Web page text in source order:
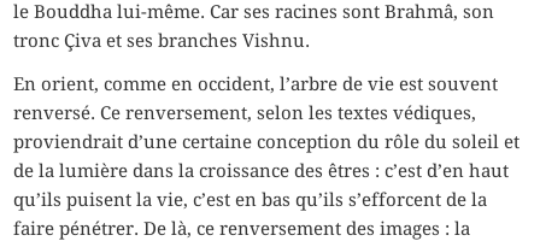
le Bouddha lui-même. Car ses racines sont Brahmâ, son
tronc Çiva et ses branches Vishnu.
En orient, comme en occident, l’arbre de vie est souvent
renversé. Ce renversement, selon les textes védiques,
proviendrait d’une certaine conception du rôle du soleil et
de la lumière dans la croissance des êtres : c’est d’en haut
qu’ils puisent la vie, c’est en bas qu’ils s’efforcent de la
faire pénétrer. De là, ce renversement des images : la